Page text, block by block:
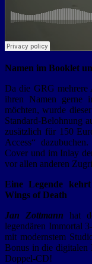
Namen im Booklet
Da die GRG mehrere
ihren Namen gerne
möchten, wurde
Standard-Belohnung
zusätzlich für 150
Access“
Cover und im Inlay
vor allen anderen
Eine Legende
Wings of Death
Jan Zottmann hat
legendären Immortal
mit modernstem
Bonus in die digitalen
Doppel-CD!